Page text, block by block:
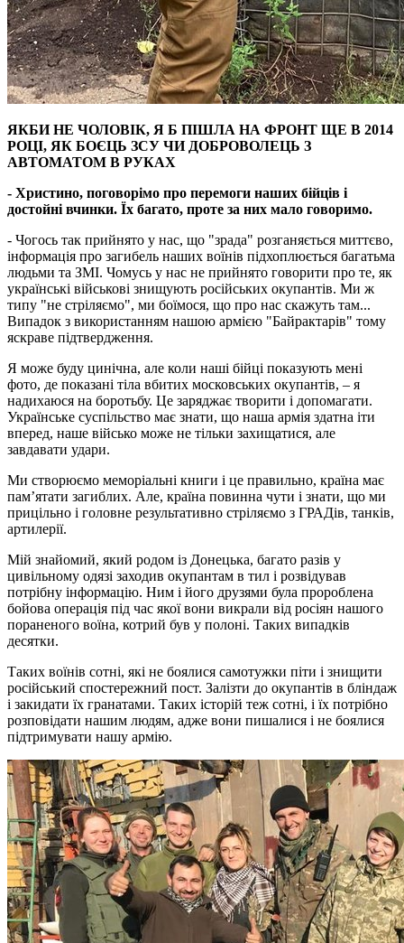
ЯКБИ НЕ ЧОЛОВІК, Я Б ПІШЛА НА ФРОНТ ЩЕ В 2014
РОЦІ, ЯК БОЄЦЬ ЗСУ ЧИ ДОБРОВОЛЕЦЬ З
АВТОМАТОМ В РУКАХ
- Христино, поговорімо про перемоги наших бійців і
достойні вчинки. Їх багато, проте за них мало говоримо.
- Чогось так прийнято у нас, що "зрада" розганяється миттєво,
інформація про загибель наших воїнів підхоплюється багатьма
людьми та ЗМІ. Чомусь у нас не прийнято говорити про те, як
українські військові знищують російських окупантів. Ми ж
типу "не стріляємо", ми боїмося, що про нас скажуть там...
Випадок з використанням нашою армією "Байрактарів" тому
яскраве підтвердження.
Я може буду цинічна, але коли наші бійці показують мені
фото, де показані тіла вбитих московських окупантів, – я
надихаюся на боротьбу. Це заряджає творити і допомагати.
Українське суспільство має знати, що наша армія здатна іти
вперед, наше військо може не тільки захищатися, але
завдавати удари.
Ми створюємо меморіальні книги і це правильно, країна має
пам’ятати загиблих. Але, країна повинна чути і знати, що ми
прицільно і головне результативно стріляємо з ГРАДів, танків,
артилерії.
Мій знайомий, який родом із Донецька, багато разів у
цивільному одязі заходив окупантам в тил і розвідував
потрібну інформацію. Ним і його друзями була пророблена
бойова операція під час якої вони викрали від росіян нашого
пораненого воїна, котрий був у полоні. Таких випадків
десятки.
Таких воїнів сотні, які не боялися самотужки піти і знищити
російський спостережний пост. Залізти до окупантів в бліндаж
і закидати їх гранатами. Таких історій теж сотні, і їх потрібно
розповідати нашим людям, адже вони пишалися і не боялися
підтримувати нашу армію.